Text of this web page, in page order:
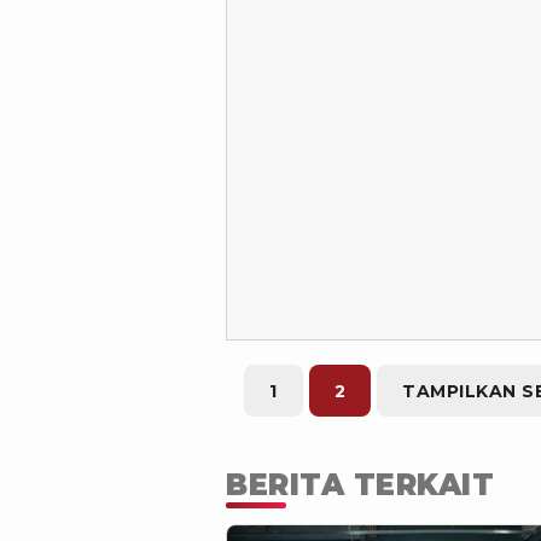
1 2 TAMPILKAN
BERITA TERKAIT